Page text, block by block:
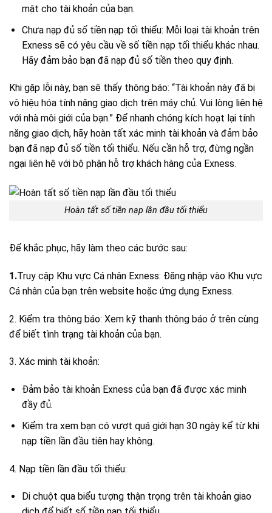
mật cho tài khoản của bạn.
Chưa nạp đủ số tiền nạp tối thiểu: Mỗi loại tài khoản trên
Exness sẽ có yêu cầu về số tiền nạp tối thiểu khác nhau.
Hãy đảm bảo bạn đã nạp đủ số tiền theo quy định.
Khi gặp lỗi này, bạn sẽ thấy thông báo: “Tài khoản này đã bị
vô hiệu hóa tính năng giao dịch trên máy chủ. Vui lòng liên hệ
với nhà môi giới của bạn.” Để nhanh chóng kích hoạt lại tính
năng giao dịch, hãy hoàn tất xác minh tài khoản và đảm bảo
bạn đã nạp đủ số tiền tối thiểu. Nếu cần hỗ trợ, đừng ngần
ngại liên hệ với bộ phận hỗ trợ khách hàng của Exness.
Hoàn tất số tiền nạp lần đầu tối thiểu
Để khắc phục, hãy làm theo các bước sau:
1.Truy cập Khu vực Cá nhân Exness: Đăng nhập vào Khu vực
Cá nhân của bạn trên website hoặc ứng dụng Exness.
2. Kiểm tra thông báo: Xem kỹ thanh thông báo ở trên cùng
để biết tình trạng tài khoản của bạn.
3. Xác minh tài khoản:
Đảm bảo tài khoản Exness của bạn đã được xác minh
đầy đủ.
Kiểm tra xem bạn có vượt quá giới hạn 30 ngày kể từ khi
nạp tiền lần đầu tiên hay không.
4. Nạp tiền lần đầu tối thiểu:
Di chuột qua biểu tượng thận trọng trên tài khoản giao